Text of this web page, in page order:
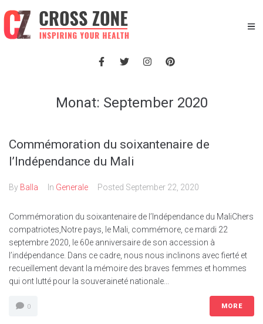
Monat: September 2020
Commémoration du soixantenaire de
l’Indépendance du Mali
By Balla In Generale Posted September 22, 2020
Commémoration du soixantenaire de l’Indépendance du MaliChers
compatriotes,Notre pays, le Mali, commémore, ce mardi 22
septembre 2020, le 60e anniversaire de son accession à
l’indépendance. Dans ce cadre, nous nous inclinons avec fierté et
recueillement devant la mémoire des braves femmes et hommes
qui ont lutté pour la souveraineté nationale...
0 MORE